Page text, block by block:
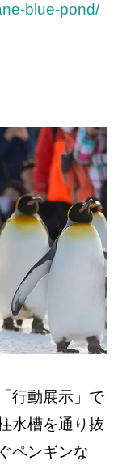
blue-pond/
行動展示」で
水槽を通り抜
ペンギンな